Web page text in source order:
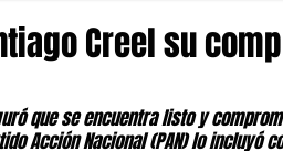
Creel su
que se encuentra listo y
Acción Nacional (PAN) lo